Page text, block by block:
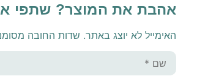
אהבת את המוצר? שתפי
האימייל לא יוצג באתר. שדות החובה